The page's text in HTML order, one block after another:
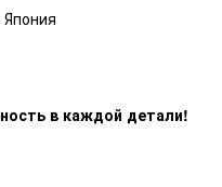
Япония
в каждой детали!